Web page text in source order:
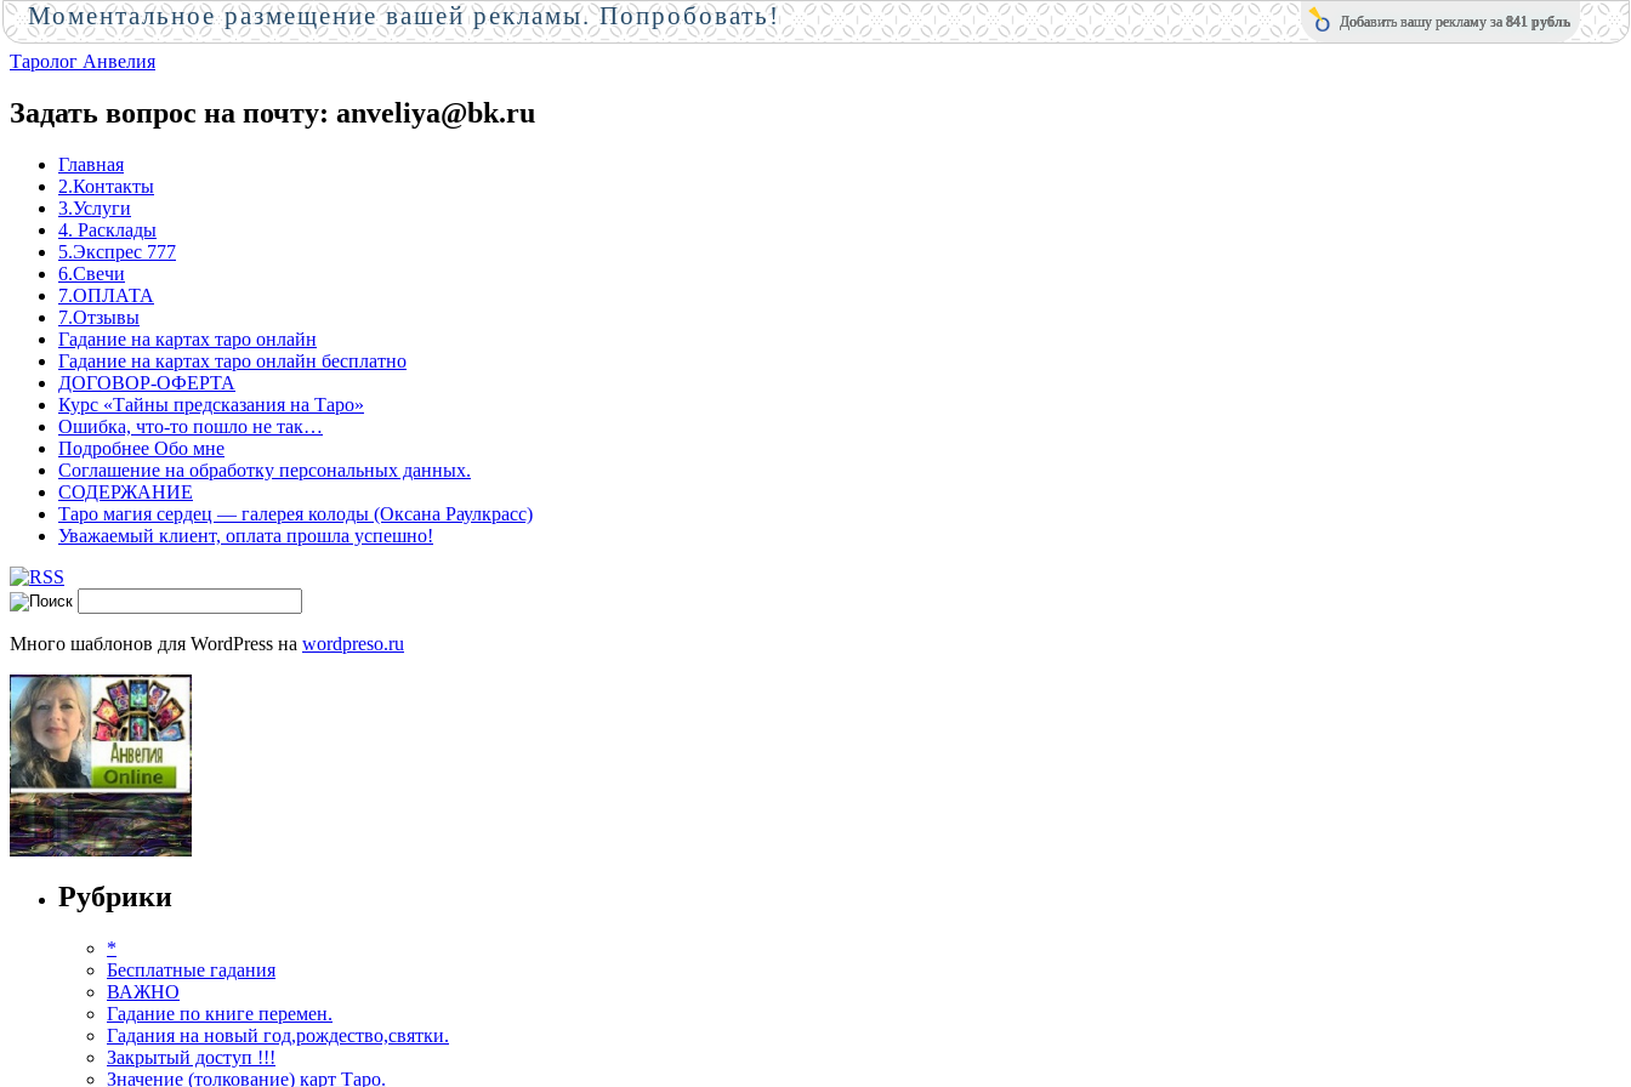
Таролог Анвелия
Задать вопрос на почту: anveliya@bk.ru
Главная
2.Контакты
3.Услуги
4. Расклады
5.Экспрес 777
6.Свечи
7.ОПЛАТА
7.Отзывы
Гадание на картах таро онлайн
Гадание на картах таро онлайн бесплатно
ДОГОВОР-ОФЕРТА
Курс «Тайны предсказания на Таро»
Ошибка, что-то пошло не так…
Подробнее Обо мне
Соглашение на обработку персональных данных.
СОДЕРЖАНИЕ
Таро магия сердец — галерея колоды (Оксана Раулкрасс)
Уважаемый клиент, оплата прошла успешно!
Много шаблонов для WordPress на wordpreso.ru
Рубрики
*
Бесплатные гадания
ВАЖНО
Гадание по книге перемен.
Гадания на новый год,рождество,святки.
Закрытый доступ !!!
Значение (толкование) карт Таро.
Моментальное размещение вашей рекламы. Попробовать! Добавить вашу рекламу за 841 рубль